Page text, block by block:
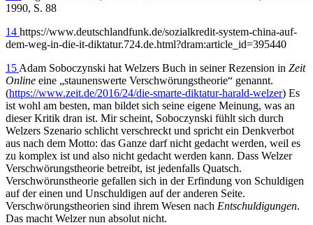
1990, S. 88
14 https://www.deutschlandfunk.de/sozialkredit-system-china-auf-
dem-weg-in-die-it-diktatur.724.de.html?dram:article_id=395440
15 Adam Soboczynski hat Welzers Buch in seiner Rezension in Zeit
Online eine „staunenswerte Verschwörungstheorie“ genannt.
(https://www.zeit.de/2016/24/die-smarte-diktatur-harald-welzer) Es
ist wohl am besten, man bildet sich seine eigene Meinung, was an
dieser Kritik dran ist. Mir scheint, Soboczynski fühlt sich durch
Welzers Szenario schlicht verschreckt und spricht ein Denkverbot
aus nach dem Motto: das Ganze darf nicht gedacht werden, weil es
zu komplex ist und also nicht gedacht werden kann. Dass Welzer
Verschwörungstheorie betreibt, ist jedenfalls Quatsch.
Verschwörunstheorie gefallen sich in der Erfindung von Schuldigen
auf der einen und Unschuldigen auf der anderen Seite.
Verschwörungstheorien sind ihrem Wesen nach Entschuldigungen.
Das macht Welzer nun absolut nicht.